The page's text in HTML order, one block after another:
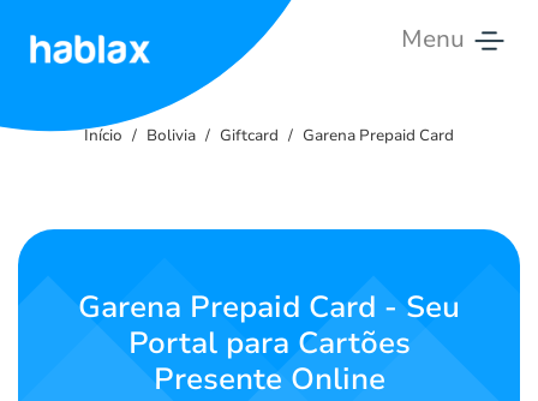
Menu
Tarifas
Contate-
Início Bolivia Giftcard Garena Prepaid Card
Garena Prepaid Card - Seu
Portal para Cartões
Presente Online